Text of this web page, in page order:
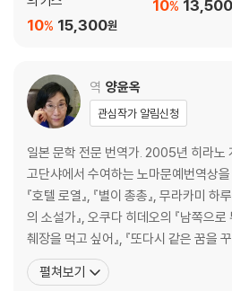
15,300원
10%
13,500
10%
역 양윤옥
관심작가 알림신청
일본 문학 전문 번역가. 2005년 히라노
고단샤에서 수여하는 노마문예번역상을 수상했다. 사
『호텔 로열』, 『별이 총총』, 무라카미 하
의 소설가』, 오쿠다 히데오의 『남쪽으로
췌장을 먹고 싶어』, 『또다시 같은 꿈을 꾸
게이고의 『나미야 잡화점의 기적』, 『눈보라 체이스』, 『그대 눈동자에
건배』, 『위험한 비너스』, 『라플라스의 마
펼쳐보기